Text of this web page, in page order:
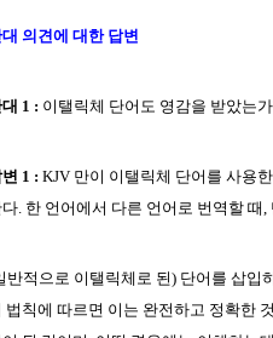
대 의견에 대한 답변
1 : 이탤릭체 단어도 영감을 받았는
1 : KJV 만이 이탤릭체 단어를 사용
다. 한 언어에서 다른 언어로 번역할 때
반적으로 이탤릭체로 된) 단어를 삽입
법칙에 따르면 이는 완전하고 정확한